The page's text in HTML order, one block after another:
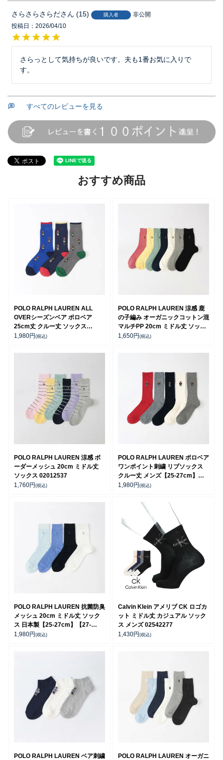
さらさらさらだ 15 購入者
非公開
投稿日
2026/04/10
さらっとして気持ちが良いです。夫も1番お気に入りで
す。
すべてのレビューを見る
おすすめ商品
POLO RALPH LAUREN ALL
OVERシーズンベア ポロベア
25cm丈 クルー丈 ソックス
02012512
1,980円 (税込)
POLO RALPH LAUREN 涼感 鹿
の子編み オーガニックコットン混
マルチPP 20cm ミドル丈 ソック
ス 02012513
1,650円 (税込)
POLO RALPH LAUREN 涼感 ボ
ーダーメッシュ 20cm ミドル丈
ソックス 02012537
1,760円 (税込)
POLO RALPH LAUREN ポロベア
ワンポイント刺繍 リブソックス
クルー丈 メンズ【25-27cm】
【27-29cm】 02012450
1,980円 (税込)
POLO RALPH LAUREN 抗菌防臭
メッシュ 20cm ミドル丈 ソック
ス 日本製【25-27cm】【27-
29cm】02012538
1,980円 (税込)
Calvin Klein アメリブ CK ロゴカ
ット ミドル丈 カジュアル ソック
ス メンズ 02542277
1,430円 (税込)
POLO RALPH LAUREN ベア刺繍 POLO RALPH LAUREN オーガニ